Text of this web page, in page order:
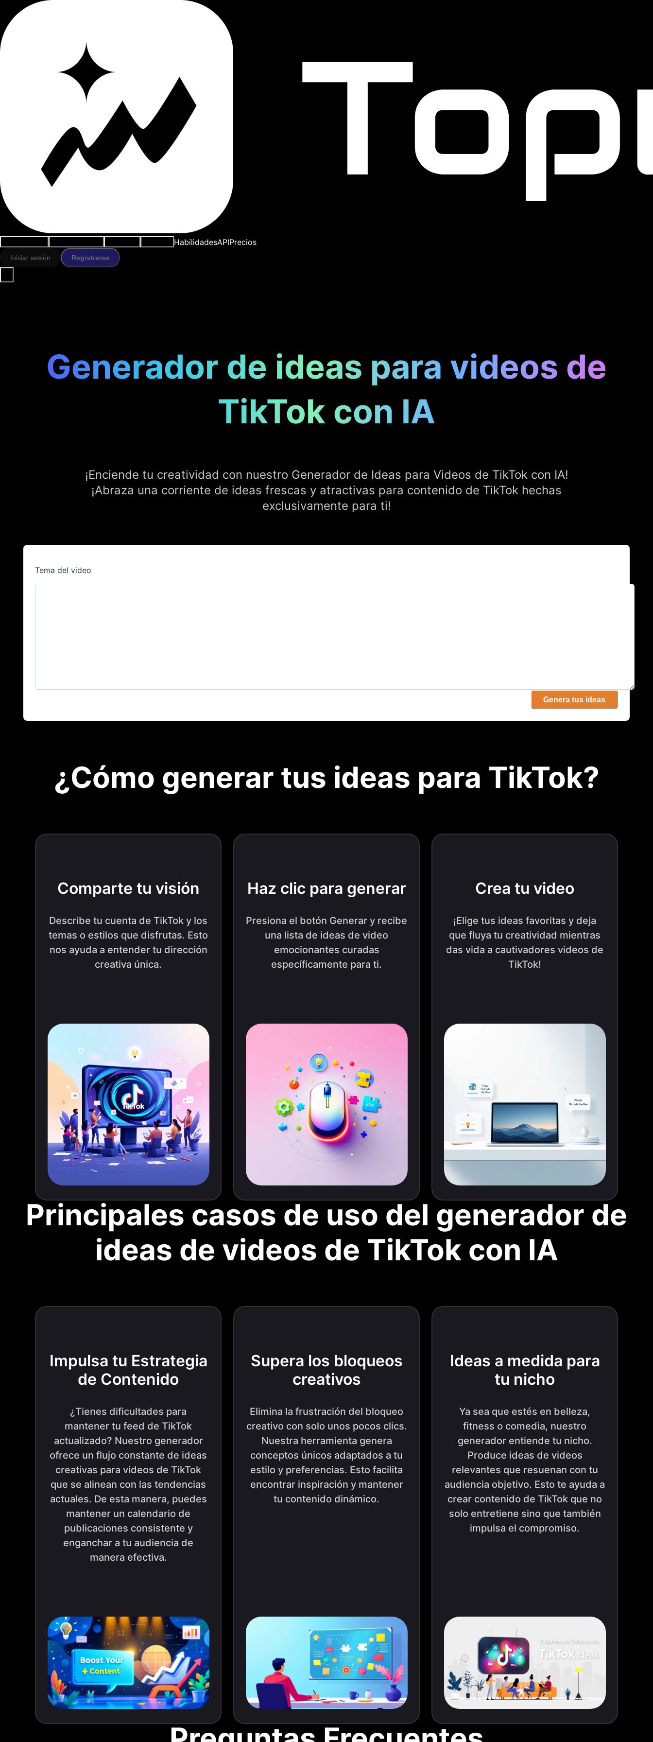
HabilidadesAPIPrecios
Iniciar sesión Registrarse
Generador de ideas para videos de
TikTok con IA
¡Enciende tu creatividad con nuestro Generador de Ideas para Videos de TikTok con IA!
¡Abraza una corriente de ideas frescas y atractivas para contenido de TikTok hechas
exclusivamente para ti!
Tema del video
Genera tus ideas
¿Cómo generar tus ideas para TikTok?
Comparte tu visión
Describe tu cuenta de TikTok y los
temas o estilos que disfrutas. Esto
nos ayuda a entender tu dirección
creativa única.
Haz clic para generar
Presiona el botón Generar y recibe
una lista de ideas de video
emocionantes curadas
específicamente para ti.
Crea tu video
¡Elige tus ideas favoritas y deja
que fluya tu creatividad mientras
das vida a cautivadores videos de
TikTok!
Principales casos de uso del generador de
ideas de videos de TikTok con IA
Impulsa tu Estrategia
de Contenido
¿Tienes dificultades para
mantener tu feed de TikTok
actualizado? Nuestro generador
ofrece un flujo constante de ideas
creativas para videos de TikTok
que se alinean con las tendencias
actuales. De esta manera, puedes
mantener un calendario de
publicaciones consistente y
enganchar a tu audiencia de
manera efectiva.
Supera los bloqueos
creativos
Elimina la frustración del bloqueo
creativo con solo unos pocos clics.
Nuestra herramienta genera
conceptos únicos adaptados a tu
estilo y preferencias. Esto facilita
encontrar inspiración y mantener
tu contenido dinámico.
Ideas a medida para
tu nicho
Ya sea que estés en belleza,
fitness o comedia, nuestro
generador entiende tu nicho.
Produce ideas de videos
relevantes que resuenan con tu
audiencia objetivo. Esto te ayuda a
crear contenido de TikTok que no
solo entretiene sino que también
impulsa el compromiso.